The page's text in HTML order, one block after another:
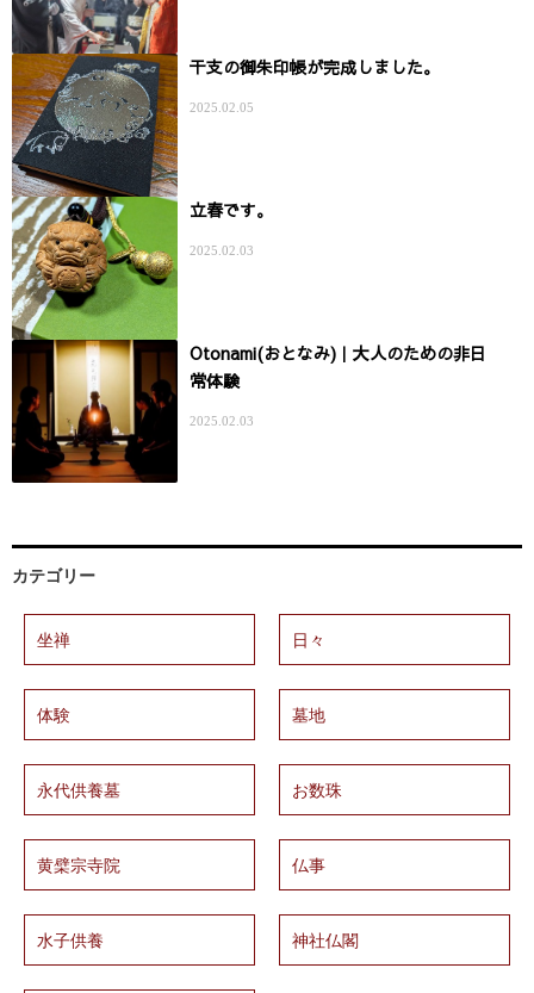
干支の御朱印帳が完成しました。
2025.02.05
立春です。
2025.02.03
Otonami(おとなみ)｜大人のための非日
常体験
2025.02.03
カテゴリー
坐禅 日々
体験 墓地
永代供養墓 お数珠
黄檗宗寺院 仏事
水子供養 神社仏閣